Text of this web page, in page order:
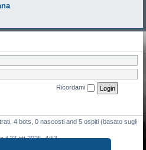
Ricordami
4 bots, 0 nascosti and 5 ospiti (basato sugli
il 23 ott 2025, 4:53